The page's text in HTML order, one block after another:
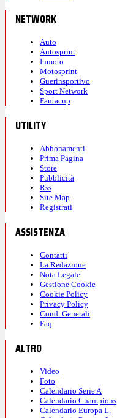
NETWORK
Auto
Autosprint
Inmoto
Motosprint
Guerinsportivo
Sport Network
Fantacup
UTILITY
Abbonamenti
Prima Pagina
Store
Pubblicità
Rss
Site Map
Registrati
ASSISTENZA
Contatti
La Redazione
Nota Legale
Gestione Cookie
Cookie Policy
Privacy Policy
Cond. Generali
Faq
ALTRO
Video
Foto
Calendario Serie A
Calendario Champions
Calendario Europa L.